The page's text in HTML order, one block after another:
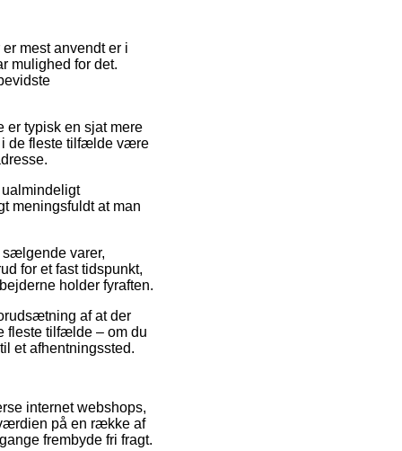
mest anvendt er i
mulighed for det.
er typisk en sjat mere
i de fleste tilfælde være
meningsfuldt at man
sælgende varer,
for et fast tidspunkt,
holder fyraften.
af at der
fleste tilfælde – om du
et afhentningssted.
internet webshops,
på en række af
frembyde fri fragt.